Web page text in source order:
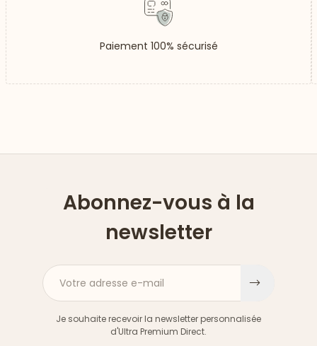
Paiement 100% sécurisé
Abonnez-vous à la
newsletter
Votre adresse e-mail
Je souhaite recevoir la newsletter personnalisée
d'Ultra Premium Direct.